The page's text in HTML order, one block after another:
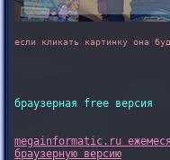
если кликать картинку она
браузерная free версия
megainformatic.ru